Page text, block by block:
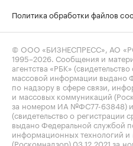
Политика обработки файлов
© ООО «БИЗНЕСПРЕСС», АО
1995–2026 . Сообщения и
агентства «РБК»
массовой информации выдано
по надзору в сфере связи,
и массовых коммуникаций
за номером ИА №ФС77-63848) и
(свидетельство о регистрации
выдано Федеральной службой
информационных технологий
(Роскомнадзор) 03.12.2021 за